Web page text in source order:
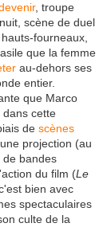
, troupe
scène de duel
fourneaux,
que la femme
au-dehors ses
entier.
que Marco
dans cette
de scènes
projection (au
de bandes
du film (Le
bien avec
spectaculaires
culte de la